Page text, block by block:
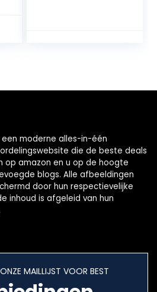
moderne alles-in-één
die de beste deals
op amazon en u op de hoogte
blogs. Alle afbeeldingen
door hun respectievelijke
inhoud is afgeleid van hun
MAILLIJST VOOR BEST